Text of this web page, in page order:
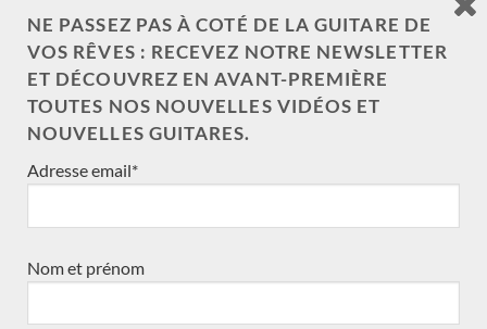
Kamil Jaderny
Saeid Aboutalebian
José Marques
Louis Panormo
Jérémie Geffroy
Enrico Bottelli
NE PASSEZ PAS À COTÉ DE LA GUITARE DE
VOS RÊVES : RECEVEZ NOTRE NEWSLETTER
ET DÉCOUVREZ EN AVANT-PREMIÈRE
TOUTES NOS NOUVELLES VIDÉOS ET
NOUVELLES GUITARES.
Adresse email*
Nom et prénom